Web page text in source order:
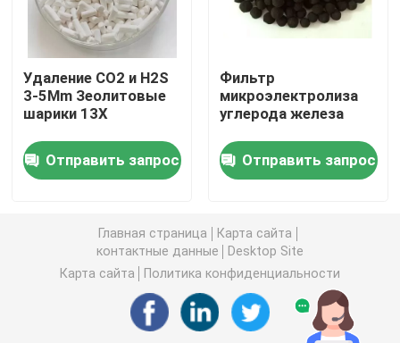
Активированный глинозем
Случайная упаковка колонки
структурированная башенная упаковка
internals перегонной колонны
Шарик глинозема керамический
Удаление CO2 и H2S
3-5Mm Зеолитовые
шарики 13X
Отправить запрос
Фильтр
микроэлектролиза
углерода железа
Отправить запрос
Главная страница
Карта сайта
контактные данные
Desktop Site
Карта сайта
Политика конфиденциальности